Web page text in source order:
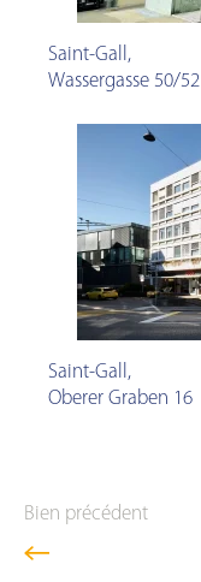
Saint-Gall ,
Wassergasse 50/52
Saint-Gall ,
Oberer Graben 16
Bien précédent